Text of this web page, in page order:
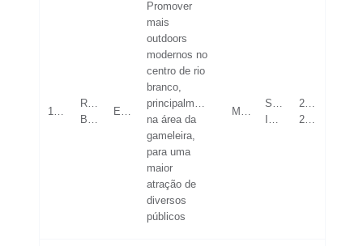
17/05/2023
Rio
Branco
ECONOMIA
Promover
mais
outdoors
modernos no
centro de rio
branco,
principalmente
na área da
gameleira,
para uma
maior
atração de
diversos
públicos
MASCULINO
SUPERIOR
INCOMPLETO
20-
25